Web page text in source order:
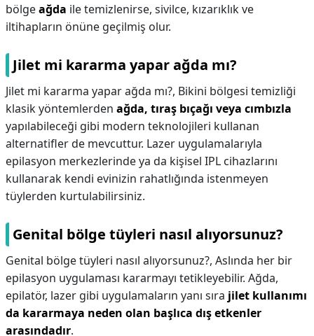
bölgeağda ile temizlenirse, sivilce, kızarıklık ve
iltihapların önüne geçilmiş olur.
Jilet mi kararma yapar ağda mı?
Jilet mi kararma yapar ağda mı?, Bikini bölgesi temizliği
klasik yöntemlerden ağda, tıraş bıçağı veya cımbızla
yapılabileceği gibi modern teknolojileri kullanan
alternatifler de mevcuttur. Lazer uygulamalarıyla
epilasyon merkezlerinde ya da kişisel IPL cihazlarını
kullanarak kendi evinizin rahatlığında istenmeyen
tüylerden kurtulabilirsiniz.
Genital bölge tüyleri nasıl alıyorsunuz?
Genital bölge tüyleri nasıl alıyorsunuz?, Aslında her bir
epilasyon uygulaması kararmayı tetikleyebilir. Ağda,
epilatör, lazer gibi uygulamaların yanı sıra jilet kullanımı
da kararmaya neden olan başlıca dış etkenler
arasındadır.